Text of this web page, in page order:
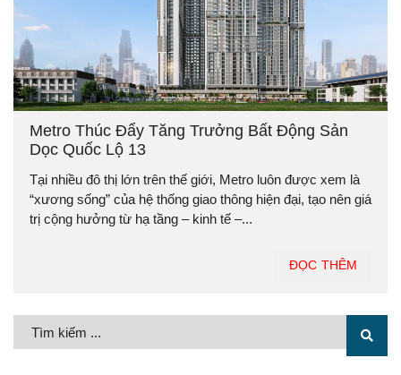
Metro Thúc Đẩy Tăng Trưởng Bất Động Sản
Dọc Quốc Lộ 13
Tại nhiều đô thị lớn trên thế giới, Metro luôn được xem là
“xương sống” của hệ thống giao thông hiện đại, tạo nên giá
trị cộng hưởng từ hạ tầng – kinh tế –...
ĐỌC THÊM